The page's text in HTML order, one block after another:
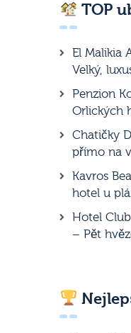
TOP
El Malikia
Velký,
Penzion
Orlických
Chatičky
přímo na
Kavros
hotel u
Hotel
– Pět